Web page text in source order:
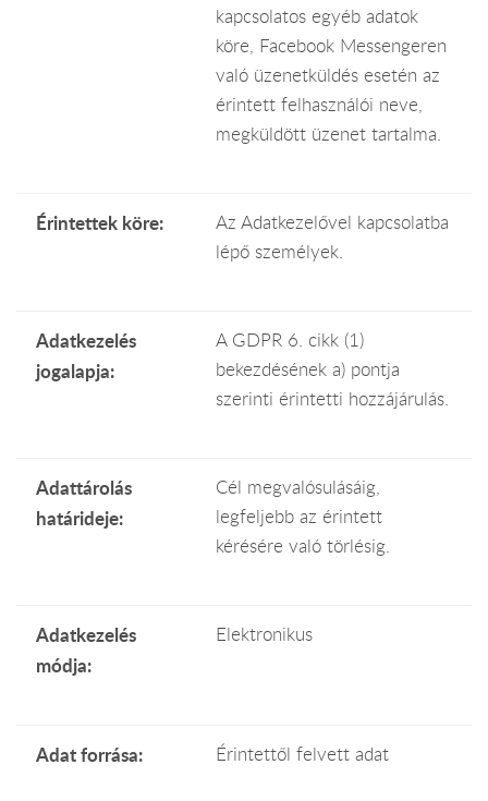
kapcsolatos egyéb adatok
köre, Facebook Messengeren
való üzenetküldés esetén az
érintett felhasználói neve,
megküldött üzenet tartalma.
Érintettek köre:
Az Adatkezelővel kapcsolatba
lépő személyek.
Adatkezelés
jogalapja:
A GDPR 6. cikk (1)
bekezdésének a) pontja
szerinti érintetti hozzájárulás.
Adattárolás
határideje:
Cél megvalósulásáig,
legfeljebb az érintett
kérésére való törlésig.
Adatkezelés
módja:
Elektronikus
Adat forrása: Érintettől felvett adat